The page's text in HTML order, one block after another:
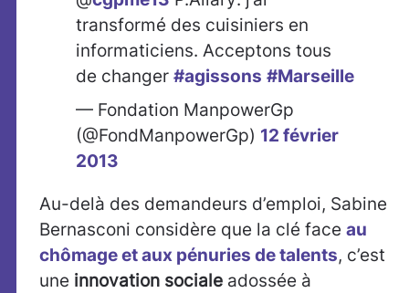
transformé des cuisiniers en
informaticiens. Acceptons tous
de changer #agissons #Marseille
— Fondation ManpowerGp
(@FondManpowerGp) 12 février
2013
Au-delà des demandeurs d’emploi, Sabine
Bernasconi considère que la clé face au
chômage et aux pénuries de talents, c’est
une innovation sociale adossée à